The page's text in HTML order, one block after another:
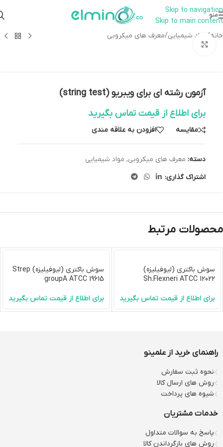
Skip to navigation
Skip to main content
منو
خانه/ مواد شیمیایی/معرف های میکروبی
آزمون رشته ای برای ویبریو (string test)
برای اطلاع از قیمت تماس بگیرید
مقایسه افزودن به علاقه مندی
دسته: معرف های میکروبی, مواد شیمیایی
اشتراک گذاری:
محصولات مرتبط
سوش باکتری (لیوفیلیزه)
Sh.Flexneri ATCC 12022
برای اطلاع از قیمت تماس بگیرید
سوش باکتری (لیوفیلیزه) Strep
groupA ATCC 19615
برای اطلاع از قیمت تماس بگیرید
راهنمای خرید از علمینو
نحوه ثبت سفارش
روش های ارسال کالا
شیوه های پرداخت
خدمات مشتریان
پاسخ به سوالات متداول
روش های بازگرداندن کالا
همراهان علمینو به علت نوسانات
قیمت سفارش های خود را در واتساپ
ثبت کنید یا تماس بگیرید.
ارتباط در واتساپ